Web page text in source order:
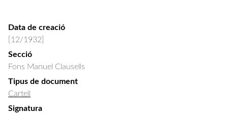
Data de creació
[12/1932]
Secció
Fons Manuel Clausells
Tipus de document
Cartell
Signatura